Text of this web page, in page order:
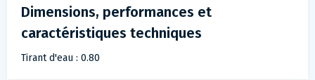
Dimensions, performances et
caractéristiques techniques
Tirant d'eau : 0.80